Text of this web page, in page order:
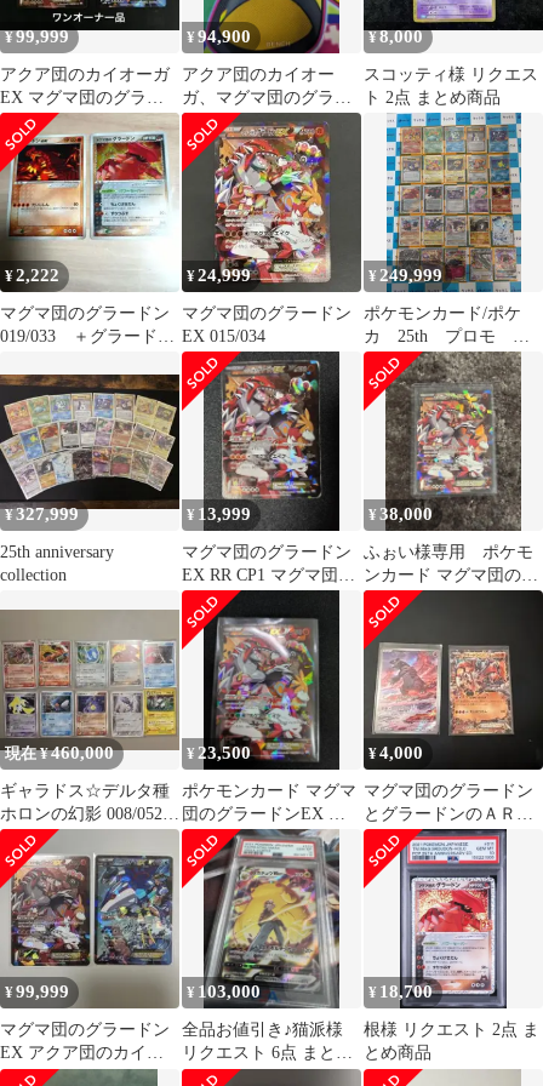
¥99,999
アクア団のカイオーガ
EX マグマ団のグラー
ドンEX ワンオーナー
¥94,900
アクア団のカイオー
ガ、マグマ団のグラー
ドン セット 引退品
¥8,000
スコッティ様 リクエス
ト 2点 まとめ商品
¥2,222
マグマ団のグラードン
019/033 ＋グラードン
¥24,999
マグマ団のグラードン
EX 015/034
¥ 249,999
ポケモンカード/ポケ
カ 25th プロモ コ
ンプリートセット 全
25枚
¥327,999
25th anniversary
collection
¥ 13,999
マグマ団のグラードン
EX RR CP1 マグマ団VS
アクア団 ダブルクライ
シス…
¥38,000
ふぉい様専用 ポケモ
ンカード マグマ団のグ
ラードンEX アクア団
のカイオーガEX
現在 ¥460,000
ギャラドス☆デルタ種
ホロンの幻影 008/052
1ED他10枚まとめ売り
¥ 23,500
ポケモンカード マグマ
団のグラードンEX と
モスノウ CHR
¥4,000
マグマ団のグラードン
とグラードンのＡＲと
グラードンEXとゲンシ
グラードンEX
¥99,999
マグマ団のグラードン
EX アクア団のカイオ
ーガEX 2枚セット
¥ 103,000
全品お値引き♪猫派様
リクエスト 6点 まとめ
商品
¥ 18,700
根様 リクエスト 2点 ま
とめ商品